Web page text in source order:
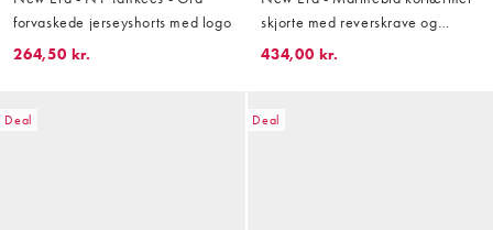
forvaskede jerseyshorts med logo
264,50 kr.
skjorte med reverskrave og
grafisk logo
434,00 kr.
Deal Deal